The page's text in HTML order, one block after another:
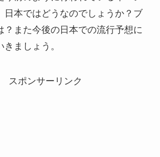
日本ではどうなのでしょうか？ブ
？また今後の日本での流行予想に
ましょう。
スポンサーリンク